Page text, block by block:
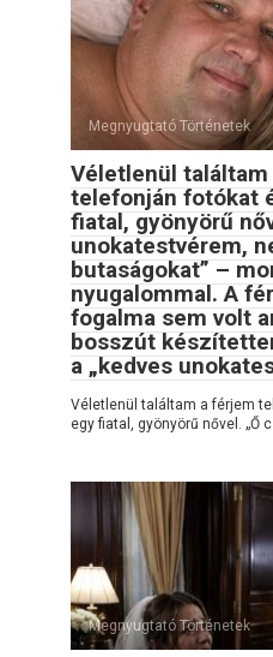
Megnyugtató Történetek
Véletlenül
telefonján fotókat
fiatal, gyönyörű
unokatestvérem,
butaságokat” –
nyugalommal. A
fogalma sem volt
bosszút
a „kedves
Véletlenül találtam a férjem
egy fiatal, gyönyörű nővel. „Ő
Megnyugtató Történetek